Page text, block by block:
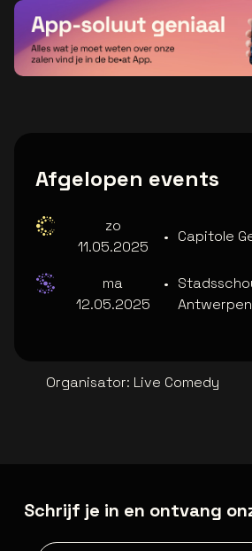
Afgelopen events
zo
11.05.2025
• Capitole
ma
12.05.2025
•
Antwerpen
Organisator: Live Comedy
Schrijf je in en ontvang